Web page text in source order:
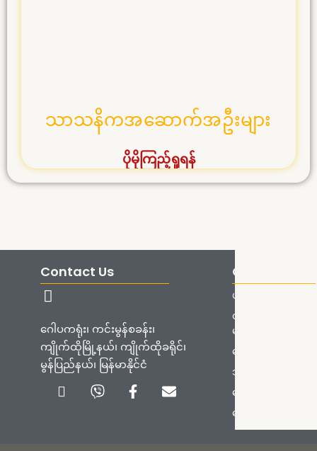
သာသနိကအဆောက်အဦးများ
ပိုမိုကြည့်ရှုရန်
Contact Us
ဂေါပကရုံး၊ ကင်းမွန်စခန်း၊
ကျိုက်ထိုမြို့နယ်၊ ကျိုက်ထိုခရိုင်၊
မွန်ပြည်နယ်၊ မြန်မာနိုင်ငံ
Icon-
phone-
ViberFacebook-
f
Envelope
Quick Links
ပင်မစာမျက်နှာ
တက်ရောက်ရန်လမ်း
များ
စေတီတော်သမိုင်း
ဘုရားစေတီများ
ကြေငြာချက်များ
ဓာတ်ပုံများ